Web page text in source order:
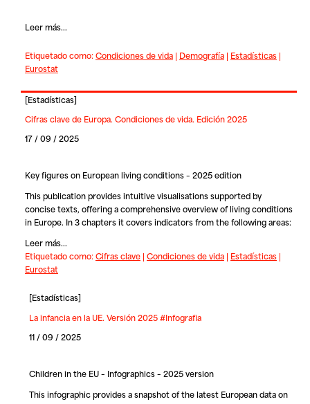
Leer más...
Etiquetado como:Condiciones de vida| Demografía| Estadísticas|
Eurostat
[Estadísticas]
Cifras clave de Europa. Condiciones de vida. Edición 2025
17 / 09 / 2025
Key figures on European living conditions – 2025 edition
This publication provides intuitive visualisations supported by
concise texts, offering a comprehensive overview of living conditions
in Europe. In 3 chapters it covers indicators from the following areas:
Leer más...
Etiquetado como:Cifras clave| Condiciones de vida| Estadísticas|
Eurostat
[Estadísticas]
La infancia en la UE. Versión 2025 #Infografia
11 / 09 / 2025
Children in the EU – Infographics – 2025 version
This infographic provides a snapshot of the latest European data on